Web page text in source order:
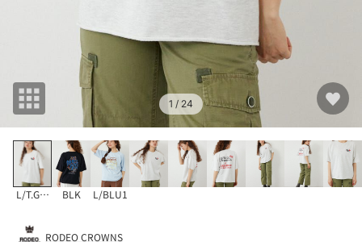
1 / 24
L/T.GRY1 BLK L/BLU1
RODEO CROWNS